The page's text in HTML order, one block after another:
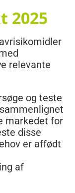
2025
relevante
og teste
markedet for
disse
er affødt
af